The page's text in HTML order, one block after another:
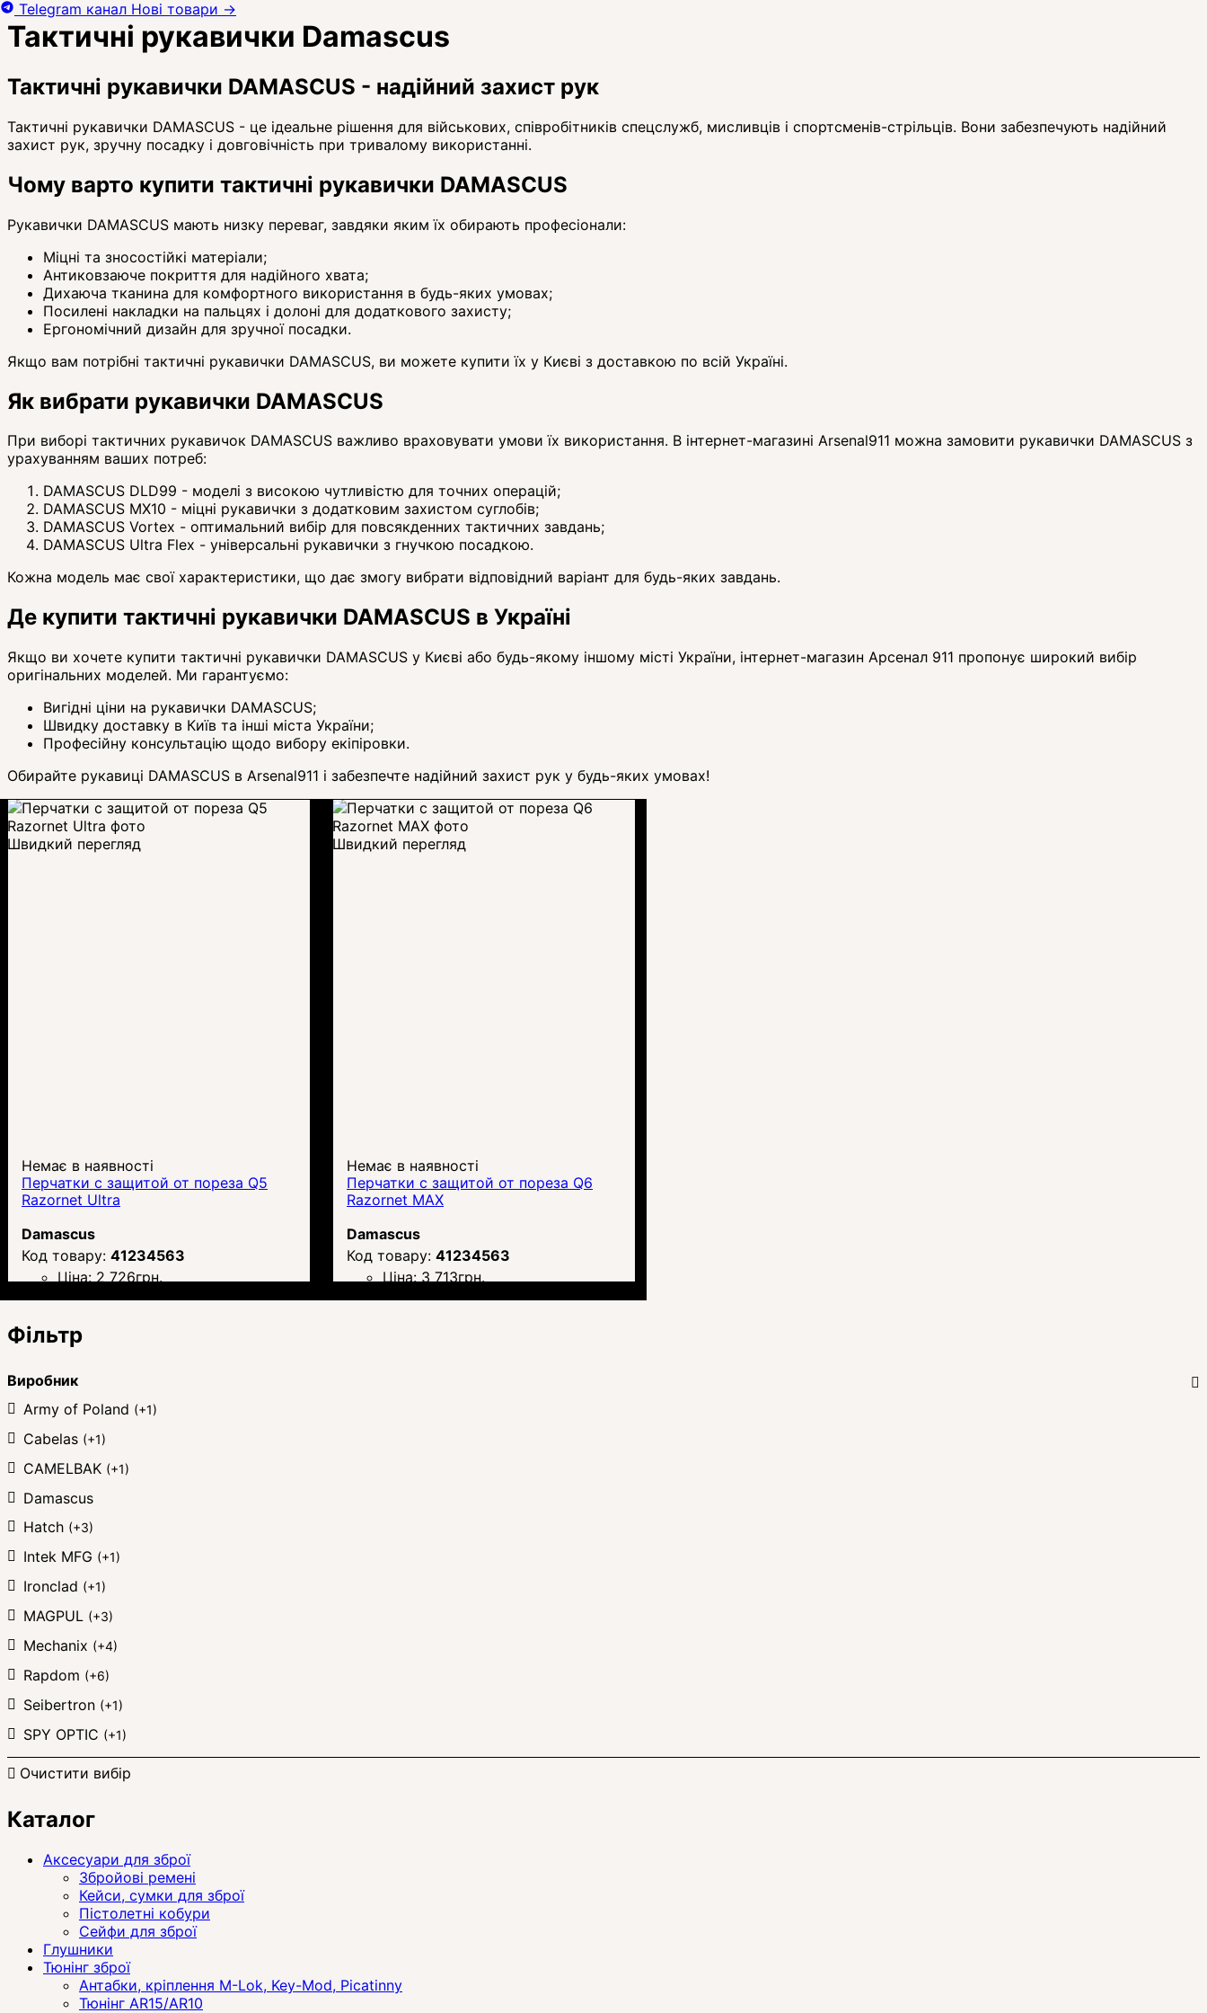
Тактичні рукавички Damascus
Тактичні рукавички DAMASCUS - надійний захист рук
Тактичні рукавички DAMASCUS - це ідеальне рішення для військових, співробітників спецслужб, мисливців і спортсменів-стрільців. Вони забезпечують надійний
захист рук, зручну посадку і довговічність при тривалому використанні.
Чому варто купити тактичні рукавички DAMASCUS
Рукавички DAMASCUS мають низку переваг, завдяки яким їх обирають професіонали:
Міцні та зносостійкі матеріали;
Антиковзаюче покриття для надійного хвата;
Дихаюча тканина для комфортного використання в будь-яких умовах;
Посилені накладки на пальцях і долоні для додаткового захисту;
Ергономічний дизайн для зручної посадки.
Якщо вам потрібні тактичні рукавички DAMASCUS, ви можете купити їх у Києві з доставкою по всій Україні.
Як вибрати рукавички DAMASCUS
При виборі тактичних рукавичок DAMASCUS важливо враховувати умови їх використання. В інтернет-магазині Arsenal911 можна замовити рукавички DAMASCUS з
урахуванням ваших потреб:
DAMASCUS DLD99 - моделі з високою чутливістю для точних операцій;
DAMASCUS MX10 - міцні рукавички з додатковим захистом суглобів;
DAMASCUS Vortex - оптимальний вибір для повсякденних тактичних завдань;
DAMASCUS Ultra Flex - універсальні рукавички з гнучкою посадкою.
Кожна модель має свої характеристики, що дає змогу вибрати відповідний варіант для будь-яких завдань.
Де купити тактичні рукавички DAMASCUS в Україні
Якщо ви хочете купити тактичні рукавички DAMASCUS у Києві або будь-якому іншому місті України, інтернет-магазин Арсенал 911 пропонує широкий вибір
оригінальних моделей. Ми гарантуємо:
Вигідні ціни на рукавички DAMASCUS;
Швидку доставку в Київ та інші міста України;
Професійну консультацію щодо вибору екіпіровки.
Обирайте рукавиці DAMASCUS в Arsenal911 і забезпечте надійний захист рук у будь-яких умовах!
Швидкий перегляд
Немає в наявності
Перчатки с защитой от пореза Q5
Razornet Ultra
Damascus
41234563
Ціна:2 726грн.
Швидкий перегляд
Немає в наявності
Перчатки с защитой от пореза Q6
Razornet MAX
Damascus
41234563
Ціна:3 713грн.
Фільтр
Виробник
Army of Poland (+1)
Cabelas (+1)
CAMELBAK (+1)
Damascus
Hatch (+3)
Intek MFG (+1)
Ironclad (+1)
MAGPUL (+3)
Mechanix (+4)
Rapdom (+6)
Seibertron (+1)
SPY OPTIC (+1)
Очистити вибір
Каталог
Аксесуари для зброї
Збройові ремені
Кейси, сумки для зброї
Пістолетні кобури
Сейфи для зброї
Глушники
Тюнінг зброї
Антабки, кріплення M-Lok, Key-Mod, Picatinny
Тюнінг AR15/AR10
Telegram канал Нові товари →